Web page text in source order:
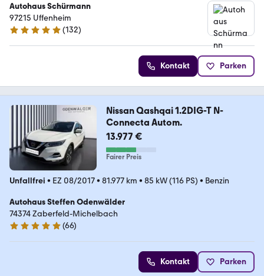
Autohaus Schürmann
97215 Uffenheim
4.9 Sterne
(132)
Kontakt Parken
Nissan Qashqai 1.2DIG-T N-
Connecta Autom.
13.977 €
Fairer Preis
Unfallfrei • EZ 08/2017• 81.977 km • 85 kW (116 PS) • Benzin
Autohaus Steffen Odenwälder
74374 Zaberfeld-Michelbach
5 Sterne
(66)
Kontakt Parken